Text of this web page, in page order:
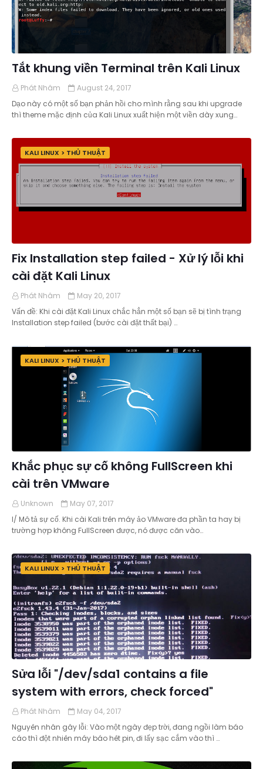
Tắt khung viền Terminal trên Kali Linux
Phát Nhâm
August 24, 2017
Dạo này có một số bạn phản hồi cho mình rằng sau khi upgrade
thì theme mặc định của Kali Linux xuất hiện một viền dày xung…
KALI LINUX > THỦ THUẬT
Fix Installation step failed - Xử lý lỗi khi
cài đặt Kali Linux
Phát Nhâm
May 20, 2017
Vấn đề: Khi cài đặt Kali Linux chắc hẳn một số bạn sẽ bị tình trạng
Installation step failed (bước cài đặt thất bại) …
KALI LINUX > THỦ THUẬT
Khắc phục sự cố không FullScreen khi
cài trên VMware
Unknown
May 07, 2017
I/ Mô tả sự cố. Khi cài Kali trên máy ảo VMware đa phần ta hay bị
trường hợp không FullScreen được, nó được căn vào…
KALI LINUX > THỦ THUẬT
Sửa lỗi "/dev/sda1 contains a file
system with errors, check forced"
Phát Nhâm
May 04, 2017
Nguyên nhân gây lỗi: Vào một ngày đẹp trời, đang ngồi làm báo
cáo thì đột nhiên máy báo hêt pin, đi lấy sạc cắm vào thì …